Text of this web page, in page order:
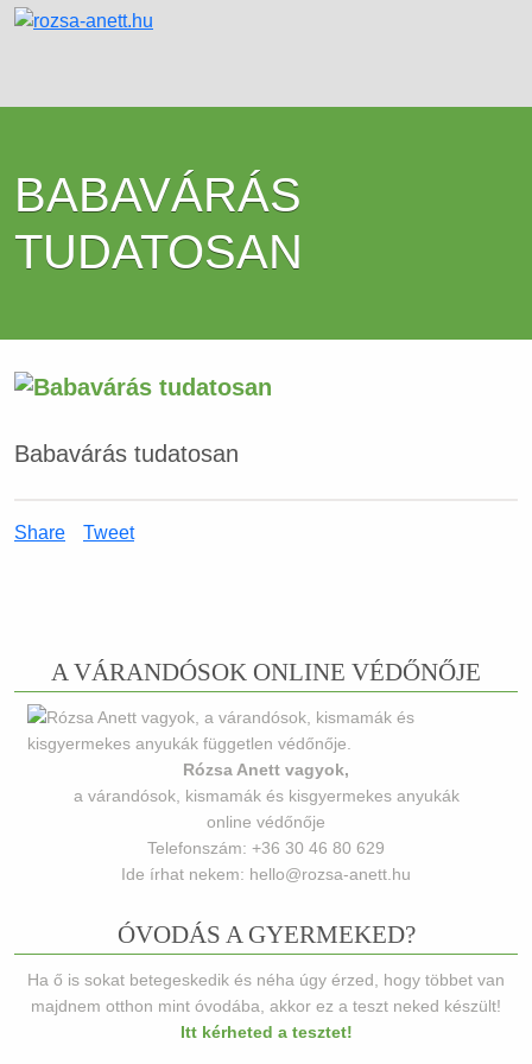
BABAVÁRÁS
TUDATOSAN
Babavárás tudatosan
Share Tweet
A VÁRANDÓSOK ONLINE VÉDŐNŐJE
Rózsa Anett vagyok,
a várandósok, kismamák és kisgyermekes anyukák
online védőnője
Telefonszám: +36 30 46 80 629
Ide írhat nekem: hello@rozsa-anett.hu
ÓVODÁS A GYERMEKED?
Ha ő is sokat betegeskedik és néha úgy érzed, hogy többet van
majdnem otthon mint óvodába, akkor ez a teszt neked készült!
Itt kérheted a tesztet!